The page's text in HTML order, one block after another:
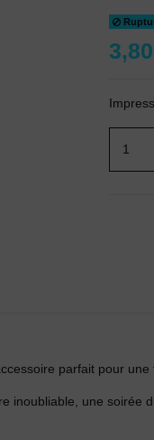
parfait pour
inoubliable, une